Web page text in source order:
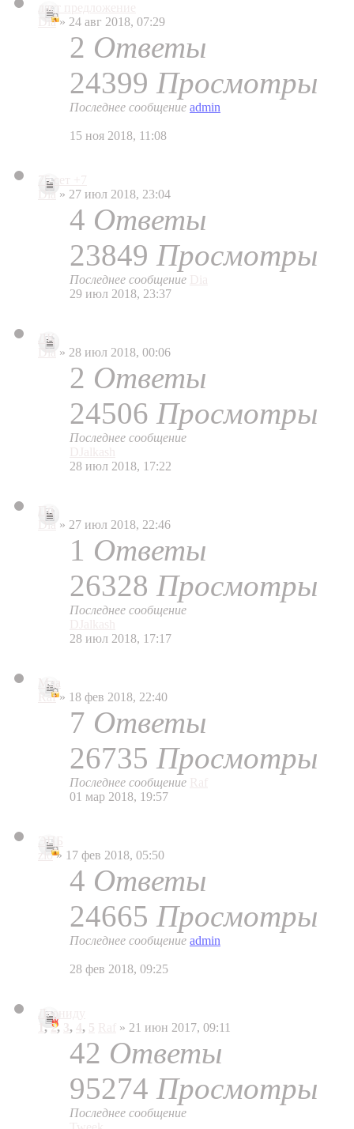
ласт предложение
Dia» 24 авг 2018, 07:29
2 Ответы
24399 Просмотры
Последнее сообщение admin
15 ноя 2018, 11:08
75 сет +7
Dia » 27 июл 2018, 23:04
4 Ответы
23849 Просмотры
Последнее сообщение
29 июл 2018, 23:37
ЛК
Dia » 28 июл 2018, 00:06
2 Ответы
24506 Просмотры
Последнее сообщение
28 июл 2018, 17:22
Пб
Dia » 27 июл 2018, 22:46
1 Ответы
26328 Просмотры
Последнее сообщение
28 июл 2018, 17:17
Мда
Raf» 18 фев 2018, 22:40
7 Ответы
26735 Просмотры
Последнее сообщение
01 мар 2018, 19:57
ЭПБ
zlo» 17 фев 2018, 05:50
4 Ответы
24665 Просмотры
Последнее сообщение admin
28 фев 2018, 09:25
Леониду
,2, , , » 21 июн 2017, 09:11
42 Ответы
95274 Просмотры
Последнее сообщение